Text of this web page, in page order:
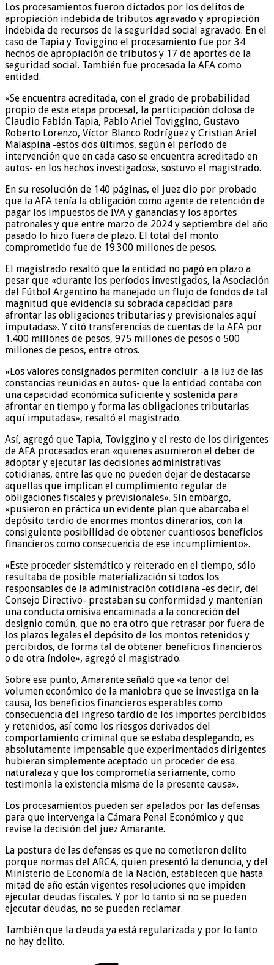
Los procesamientos fueron dictados por los delitos de
apropiación indebida de tributos agravado y apropiación
indebida de recursos de la seguridad social agravado. En el
caso de Tapia y Toviggino el procesamiento fue por 34
hechos de apropiación de tributos y 17 de aportes de la
seguridad social. También fue procesada la AFA como
entidad.
«Se encuentra acreditada, con el grado de probabilidad
propio de esta etapa procesal, la participación dolosa de
Claudio Fabián Tapia, Pablo Ariel Toviggino, Gustavo
Roberto Lorenzo, Víctor Blanco Rodríguez y Cristian Ariel
Malaspina -estos dos últimos, según el período de
intervención que en cada caso se encuentra acreditado en
autos- en los hechos investigados», sostuvo el magistrado.
En su resolución de 140 páginas, el juez dio por probado
que la AFA tenía la obligación como agente de retención de
pagar los impuestos de IVA y ganancias y los aportes
patronales y que entre marzo de 2024 y septiembre del año
pasado lo hizo fuera de plazo. El total del monto
comprometido fue de 19.300 millones de pesos.
El magistrado resaltó que la entidad no pagó en plazo a
pesar que «durante los períodos investigados, la Asociación
del Fútbol Argentino ha manejado un flujo de fondos de tal
magnitud que evidencia su sobrada capacidad para
afrontar las obligaciones tributarias y previsionales aquí
imputadas». Y citó transferencias de cuentas de la AFA por
1.400 millones de pesos, 975 millones de pesos o 500
millones de pesos, entre otros.
«Los valores consignados permiten concluir -a la luz de las
constancias reunidas en autos- que la entidad contaba con
una capacidad económica suficiente y sostenida para
afrontar en tiempo y forma las obligaciones tributarias
aquí imputadas», resaltó el magistrado.
Así, agregó que Tapia, Toviggino y el resto de los dirigentes
de AFA procesados eran «quienes asumieron el deber de
adoptar y ejecutar las decisiones administrativas
cotidianas, entre las que no pueden dejar de destacarse
aquellas que implican el cumplimiento regular de
obligaciones fiscales y previsionales». Sin embargo,
«pusieron en práctica un evidente plan que abarcaba el
depósito tardío de enormes montos dinerarios, con la
consiguiente posibilidad de obtener cuantiosos beneficios
financieros como consecuencia de ese incumplimiento».
«Este proceder sistemático y reiterado en el tiempo, sólo
resultaba de posible materialización si todos los
responsables de la administración cotidiana -es decir, del
Consejo Directivo- prestaban su conformidad y mantenían
una conducta omisiva encaminada a la concreción del
designio común, que no era otro que retrasar por fuera de
los plazos legales el depósito de los montos retenidos y
percibidos, de forma tal de obtener beneficios financieros
o de otra índole», agregó el magistrado.
Sobre ese punto, Amarante señaló que «a tenor del
volumen económico de la maniobra que se investiga en la
causa, los beneficios financieros esperables como
consecuencia del ingreso tardío de los importes percibidos
y retenidos, así como los riesgos derivados del
comportamiento criminal que se estaba desplegando, es
absolutamente impensable que experimentados dirigentes
hubieran simplemente aceptado un proceder de esa
naturaleza y que los comprometía seriamente, como
testimonia la existencia misma de la presente causa».
Los procesamientos pueden ser apelados por las defensas
para que intervenga la Cámara Penal Económico y que
revise la decisión del juez Amarante.
La postura de las defensas es que no cometieron delito
porque normas del ARCA, quien presentó la denuncia, y del
Ministerio de Economía de la Nación, establecen que hasta
mitad de año están vigentes resoluciones que impiden
ejecutar deudas fiscales. Y por lo tanto si no se pueden
ejecutar deudas, no se pueden reclamar.
También que la deuda ya está regularizada y por lo tanto
no hay delito.